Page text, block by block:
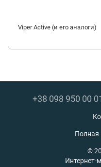
Viper Active (и его аналоги)
+38 098 950 00
Полная
©
Интернет-